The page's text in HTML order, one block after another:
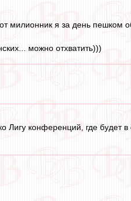
милионник я за день пешком
можно отхватить)))
Лигу конференций, где